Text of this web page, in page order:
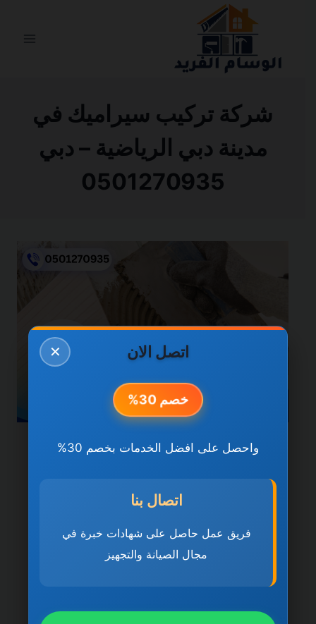
شركة تركيب سيراميك في
مدينة دبي الرياضية – دبي
0501270935
خدمات دبي
شركة تركيب سيراميك في
مدى الحياة
سيراميك في دبي 0501270935 ضمان مدى
✕ اتصل الان
خصم 30%
واحصل على افضل الخدمات بخصم 30%
اتصال بنا
فريق عمل حاصل على شهادات خبرة في
مجال الصيانة والتجهيز